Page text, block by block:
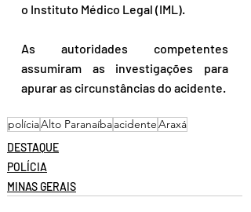
o Instituto Médico Legal (IML).
As autoridades competentes
assumiram as investigações para
apurar as circunstâncias do acidente.
políciaAlto ParanaíbaacidenteAraxá
DESTAQUE
POLÍCIA
MINAS GERAIS